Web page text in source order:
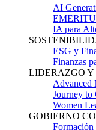
AI
IA para
ESG y
Finanzas
LIDERAZGO Y
Advanced
Journey to
Women
GOBIERNO
Formación